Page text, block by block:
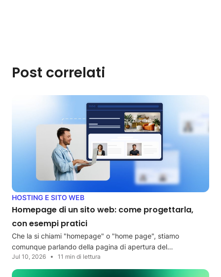
Post correlati
HOSTING E SITO WEB
Homepage di un sito web: come progettarla,
con esempi pratici
Che la si chiami "homepage" o "home page", stiamo
comunque parlando della pagina di apertura del…
Jul 10, 2026 11 min di lettura